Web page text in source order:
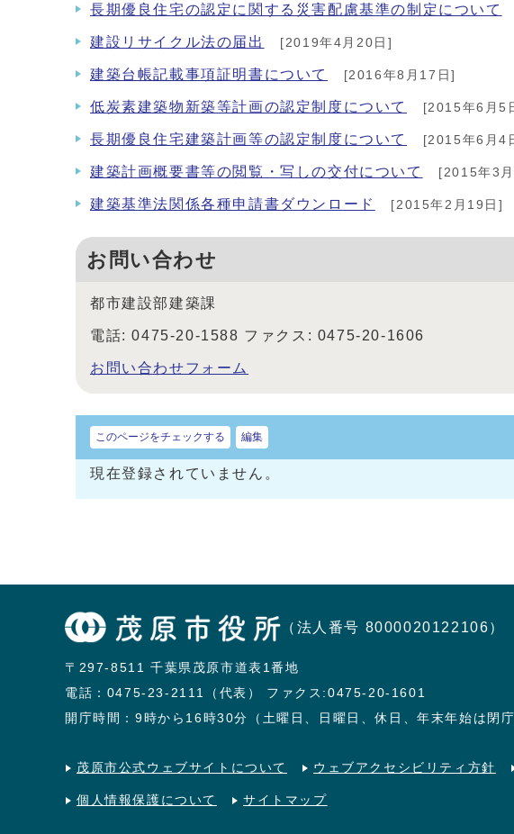
長期優良住宅の認定に関する災害配慮基準の制定について
建設リサイクル法の届出 [2019年4月20日]
建築台帳記載事項証明書について [2016年8月17日]
低炭素建築物新築等計画の認定制度について [2015年6月5
長期優良住宅建築計画等の認定制度について [2015年6月4
建築計画概要書等の閲覧・写しの交付について [2015年3
建築基準法関係各種申請書ダウンロード [2015年2月19日]
お問い合わせ
都市建設部建築課
電話: 0475-20-1588 ファクス: 0475-20-1606
お問い合わせフォーム
このページをチェックする 編集
現在登録されていません。
（法人番号 8000020122106）
〒297-8511 千葉県茂原市道表1番地
電話： 0475-23-2111（代表）
ファクス:0475-20-1601
開庁時間：9時から16時30分（土曜日、日曜日、休日、年末年始は閉庁
茂原市公式ウェブサイトについて ウェブアクセシビリティ方針
個人情報保護について サイトマップ